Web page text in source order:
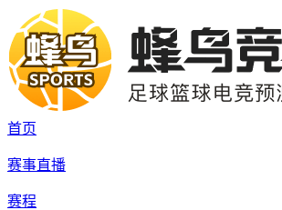
首页
赛事直播
赛程